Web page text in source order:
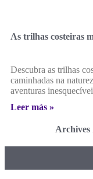
As trilhas costeiras
Descubra as trilhas
caminhadas na
aventuras
Leer más »
Archives